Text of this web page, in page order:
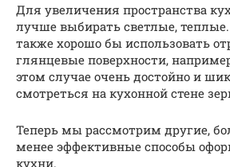
Для увеличения пространства
лучше выбирать светлые,
также хорошо бы использовать
глянцевые поверхности,
этом случае очень достойно и
смотреться на кухонной стене
Теперь мы рассмотрим другие,
менее эффективные способы
кухни.